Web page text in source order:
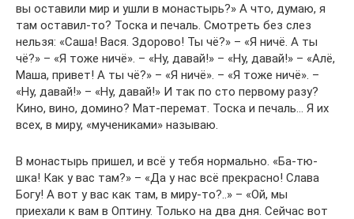
вы оставили мир и ушли в монастырь?» А что, думаю, я
там оставил-то? Тоска и печаль. Смотреть без слез
нельзя: «Саша! Вася. Здорово! Ты чё?» – «Я ничё. А ты
чё?» – «Я тоже ничё». – «Ну, давай!» – «Ну, давай!» – «Алё,
Маша, привет! А ты чё?» – «Я ничё». – «Я тоже ничё». –
«Ну, давай!» – «Ну, давай!» И так по сто первому разу?
Кино, вино, домино? Мат-перемат. Тоска и печаль… Я их
всех, в миру, «мучениками» называю.
В монастырь пришел, и всё у тебя нормально. «Ба-тю-
шка! Как у вас там?» – «Да у нас всё прекрасно! Слава
Богу! А вот у вас как там, в миру-то?..» – «Ой, мы
приехали к вам в Оптину. Только на два дня. Сейчас вот